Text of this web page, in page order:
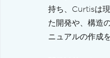
持ち、Curtisは
た開発や、構造
ニュアルの作成